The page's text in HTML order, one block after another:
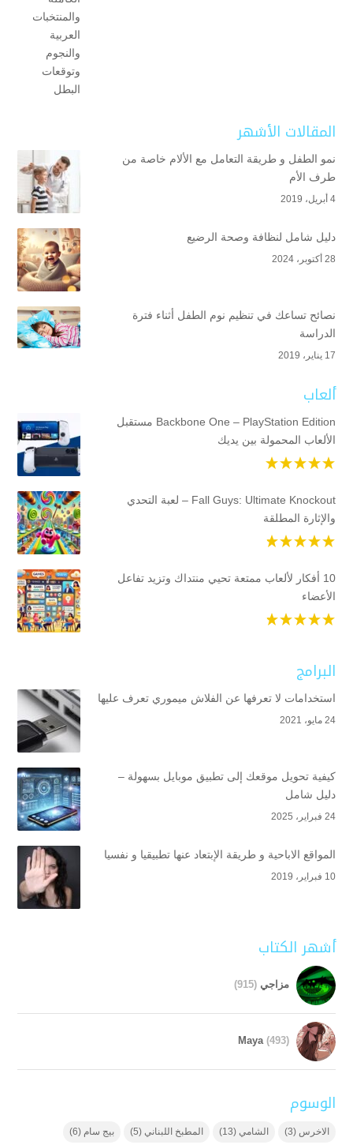
المقالات الأشهر
نمو الطفل و طريقة التعامل مع الألام خاصة من
طرف الأم
4 أبريل، 2019
دليل شامل لنظافة وصحة الرضيع
28 أكتوبر، 2024
نصائح تساعك في تنظيم نوم الطفل أثناء فترة
الدراسة
17 يناير، 2019
ألعاب
Backbone One – PlayStation Edition مستقبل
الألعاب المحمولة بين يديك
Fall Guys: Ultimate Knockout – لعبة التحدي
والإثارة المطلقة
10 أفكار لألعاب ممتعة تحيي منتداك وتزيد تفاعل
الأعضاء
البرامج
استخدامات لا تعرفها عن الفلاش ميموري تعرف عليها
24 مايو، 2021
كيفية تحويل موقعك إلى تطبيق موبايل بسهولة –
دليل شامل
24 فبراير، 2025
المواقع الاباحية و طريقة الإبتعاد عنها تطبيقيا و نفسيا
10 فبراير، 2019
أشهر الكتاب
مزاجي (915)
Maya (493)
الوسوم
الاخرس (3) الشامي (13) المطبخ اللبناني (5) بيج سام (6)